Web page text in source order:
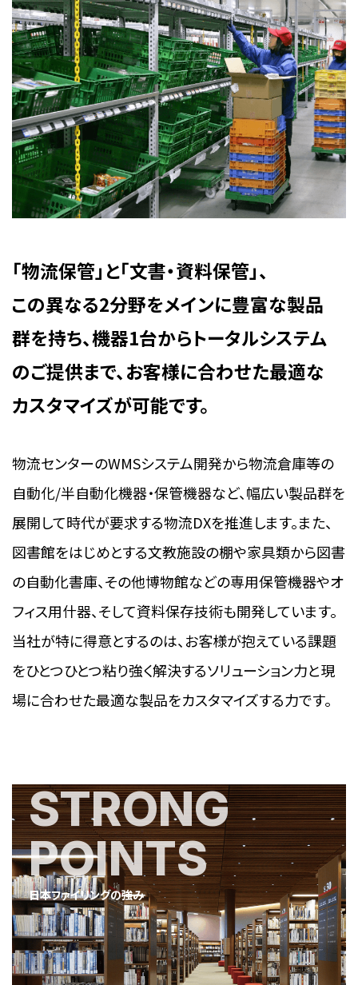
「物流保管」と「文書・資料保管」、
この異なる2分野をメインに豊富な製品
群を持ち、機器1台からトータルシステム
のご提供まで、お客様に合わせた最適な
カスタマイズが可能です。
物流センターのWMSシステム開発から物流倉庫等の
自動化/半自動化機器・保管機器など、幅広い製品群を
展開して時代が要求する物流DXを推進します。また、
図書館をはじめとする文教施設の棚や家具類から図書
の自動化書庫、その他博物館などの専用保管機器やオ
フィス用什器、そして資料保存技術も開発しています。
当社が特に得意とするのは、お客様が抱えている課題
をひとつひとつ粘り強く解決するソリューション力と現
場に合わせた最適な製品をカスタマイズする力です。
STRONG
POINTS
日本ファイリングの強み